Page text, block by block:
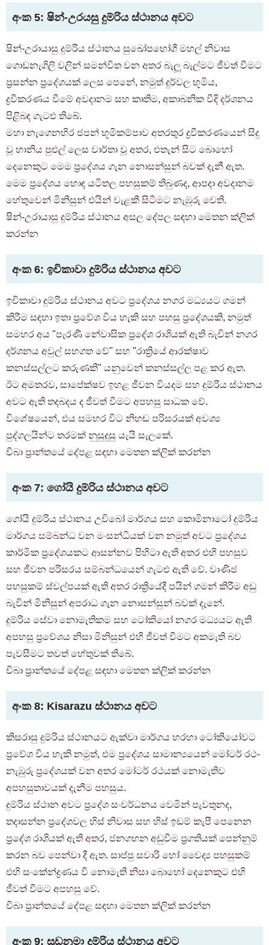
අංක 5: ෂින්-උරයසු දුම්රිය ස්ථානය අවට
ෂින්-උරායාසු දුම්රිය ස්ථානය සුඛෝපභෝගී මහල් නිවාස
ගොඩනැගිලි වලින් සමන්විත වන අතර බැලූ බැල්මට ජීවත් වීමට
ප්‍රසන්න ප්‍රදේශයක් ලෙස පෙනේ, නමුත් දුර්වල භූමිය,
ද්‍රවීකරණය වීමේ අවදානම සහ කෘතිම, අකාබනික වීදි දර්ශනය
පිළිබඳ ගැටළු තිබේ.
මහා නැගෙනහිර ජපන් භූමිකම්පාව අතරතුර ද්‍රවීකරණයෙන් සිදු
වූ හානිය පුළුල් ලෙස වාර්තා වූ අතර, එතැන් සිට බොහෝ
දෙනෙකුට මෙම ප්‍රදේශය ගැන නොසන්සුන් බවක් දැනී ඇත.
මෙම ප්‍රදේශය හොඳ යටිතල පහසුකම් තිබුණද, ආපදා අවදානම
හේතුවෙන් මිනිසුන් එයින් වැළකී සිටීමට නැඹුරු වෙති.
ෂින්-උරායාසු දුම්රිය ස්ථානය අසල දේපල සඳහා මෙතන ක්ලික්
කරන්න
අංක 6: ඉචිකාවා දුම්රිය ස්ථානය අවට
ඉචිකාවා දුම්රිය ස්ථානය අවට ප්‍රදේශය නගර මධ්‍යයට ගමන්
කිරීම සඳහා ඉතා ප්‍රවේශ විය හැකි සහ පහසු ප්‍රදේශයකි, නමුත්
සමහර අය "පැරණි නේවාසික ප්‍රදේශ රාශියක් ඇති බැවින් නගර
දර්ශනය අවුල් සහගත වේ" සහ "රාත්‍රියේ ආරක්ෂාව
කනස්සල්ලට කරුණකි" යනුවෙන් කනස්සල්ල පළ කර ඇත.
ඊට අමතරව, සාපේක්ෂව ඉහළ ජීවන වියදම සහ දුම්රිය ස්ථානය
අවට ඇති තදබදය ද ජීවත් වීමට අපහසු සාධක වේ.
විශේෂයෙන්, එය සමහර විට නිහඬ පරිසරයක් අවශ්‍ය
පුද්ගලයින්ට තරමක් නුසුදුසු යැයි සැලකේ.
චිබා ප්‍රාන්තයේ දේපළ සඳහා මෙතන ක්ලික් කරන්න
අංක 7: ගෝයි දුම්රිය ස්ථානය අවට
ගෝයි දුම්රිය ස්ථානය උචිබෝ මාර්ගය සහ කොමිනාටෝ දුම්රිය
මාර්ගය සම්බන්ධ වන මංසන්ධියක් වන නමුත් අවට ප්‍රදේශය
කාර්මික ප්‍රදේශයකට ආසන්නව පිහිටා ඇති අතර එහි පහසුව
සහ ජීවන පරිසරය සම්බන්ධයෙන් ගැටළු ඇති වේ. වාණිජ
පහසුකම් ස්වල්පයක් ඇති අතර රාත්‍රියේදී පයින් ගමන් කිරීම අඩු
බැවින් මිනිසුන් අපරාධ ගැන නොසන්සුන් බවක් දැනේ.
දුම්රිය සේවා නොමැතිකම සහ ටෝකියෝ නගර මධ්‍යයට ඇති
අපහසු ප්‍රවේශය නිසා මිනිසුන් එහි ජීවත් වීමට අකමැති බව
පැවසීමට තවත් හේතුවක් තිබේ.
චිබා ප්‍රාන්තයේ දේපළ සඳහා මෙතන ක්ලික් කරන්න
අංක 8: Kisarazu ස්ථානය අවට
කිසරාසු දුම්රිය ස්ථානයට ඇක්වා මාර්ගය හරහා ටෝකියෝවට
ප්‍රවේශ විය හැකි නමුත්, එම ප්‍රදේශය සාමාන්‍යයෙන් මෝටර් රථ-
නැඹුරු ප්‍රදේශයක් වන අතර මෝටර් රථයක් නොමැතිව
අපහසුතාවයක් දැනීම පහසුය.
දුම්රිය ස්ථාන අවට ප්‍රදේශ සංවර්ධනය වෙමින් පැවතුනද,
තදාසන්න ප්‍රදේශවල හිස් නිවාස සහ හිස් ඉඩම් කැපී පෙනෙන
ප්‍රදේශ රාශියක් ඇති අතර, ජනගහන අඩුවීම ප්‍රගතියක් පෙන්නුම්
කරන බව පෙන්වා දී ඇත. සාප්පු සවාරි හෝ වෛද්‍ය පහසුකම්
එහි සංකේන්ද්‍රණය වී නොමැති නිසා බොහෝ දෙනෙකුට එහි
ජීවත් වීමට අපහසු වේ.
චිබා ප්‍රාන්තයේ දේපළ සඳහා මෙතන ක්ලික් කරන්න
අංක 9: සුඩනුමා දුම්රිය ස්ථානය අවට
03-6712-4344